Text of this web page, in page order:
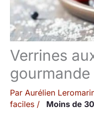
Verrines
gourmande
Par Aurélien
faciles / Moins de